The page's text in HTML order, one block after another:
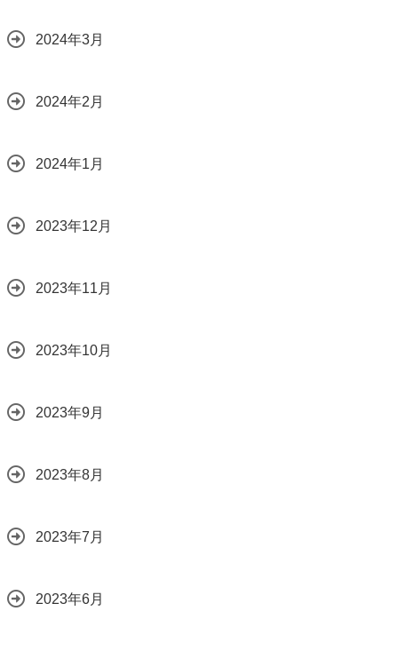
2024年3月
2024年2月
2024年1月
2023年12月
2023年11月
2023年10月
2023年9月
2023年8月
2023年7月
2023年6月